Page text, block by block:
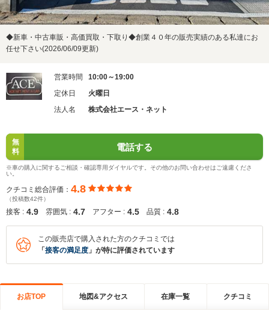
◆新車・中古車販・高価買取・下取り◆創業４０年の販売実績のある私達にお
任せ下さい(2026/06/09更新)
営業時間
10:00～19:00
定休日
火曜日
法人名
株式会社エース・ネット
無
料
電話する
※車の購入に関するご相談・確認専用ダイヤルです。その他のお問い合わせはご遠慮くださ
い。
クチコミ総合評価： 4.8
（投稿数42件）
接客 : 4.9 雰囲気 : 4.7 アフター : 4.5 品質 : 4.8
この販売店で購入された方のクチコミでは
「 接客の満足度 」が特に評価されています
お店TOP 地図&アクセス 在庫一覧 クチコミ